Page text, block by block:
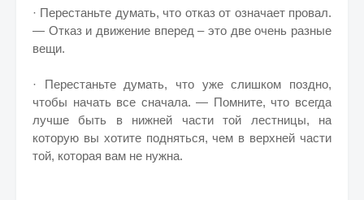
· Перестаньте думать, что отказ от означает провал.
— Отказ и движение вперед – это две очень разные
вещи.
· Перестаньте думать, что уже слишком поздно,
чтобы начать все сначала. — Помните, что всегда
лучше быть в нижней части той лестницы, на
которую вы хотите подняться, чем в верхней части
той, которая вам не нужна.